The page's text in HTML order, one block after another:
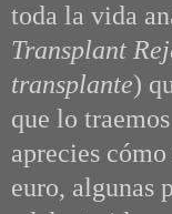
toda la vida
Transplant
transplante)
que lo
aprecies
euro, algunas